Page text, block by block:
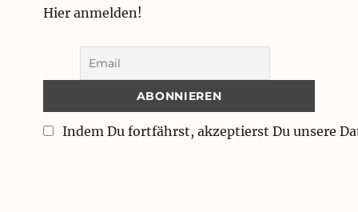
Hier anmelden!
Indem Du fortfährst, akzeptierst Du unsere